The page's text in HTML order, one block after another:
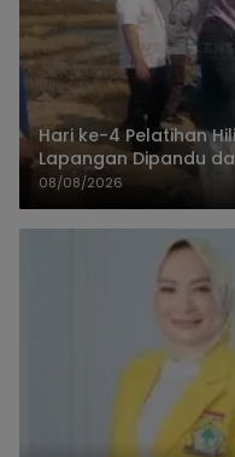
Hari ke-4 Pelatihan
Lapangan Dipandu
08/08/2026